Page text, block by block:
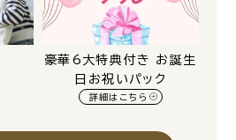
豪華6大特典付き お誕生
日お祝いパック
詳細はこちら